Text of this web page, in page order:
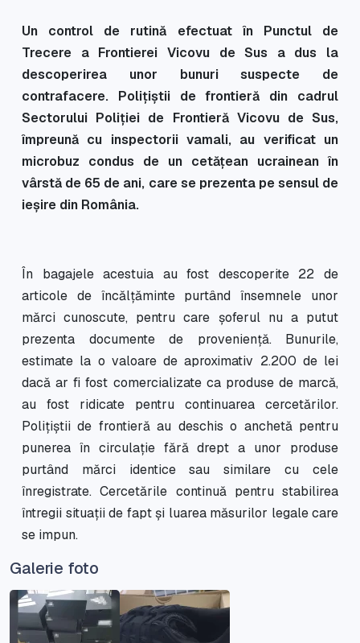
Un control de rutină efectuat în Punctul de
Trecere a Frontierei Vicovu de Sus a dus la
descoperirea unor bunuri suspecte de
contrafacere. Polițiștii de frontieră din cadrul
Sectorului Poliției de Frontieră Vicovu de Sus,
împreună cu inspectorii vamali, au verificat un
microbuz condus de un cetățean ucrainean în
vârstă de 65 de ani, care se prezenta pe sensul de
ieșire din România.
În bagajele acestuia au fost descoperite 22 de
articole de încălțăminte purtând însemnele unor
mărci cunoscute, pentru care șoferul nu a putut
prezenta documente de proveniență. Bunurile,
estimate la o valoare de aproximativ 2.200 de lei
dacă ar fi fost comercializate ca produse de marcă,
au fost ridicate pentru continuarea cercetărilor.
Polițiștii de frontieră au deschis o anchetă pentru
punerea în circulație fără drept a unor produse
purtând mărci identice sau similare cu cele
înregistrate. Cercetările continuă pentru stabilirea
întregii situații de fapt și luarea măsurilor legale care
se impun.
Galerie foto